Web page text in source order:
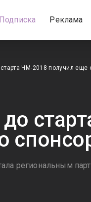
Подписка Реклама
ЧМ-2018 получил еще
региональным